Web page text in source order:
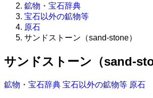
鉱物・宝石辞典
宝石以外の鉱物等
原石
サンドストーン（sand-stone）
サンドストーン（sand-
鉱物・宝石辞典 宝石以外の鉱物等 原石